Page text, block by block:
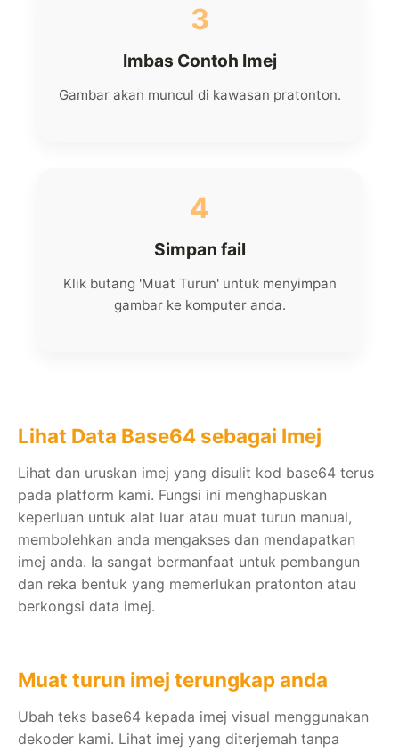
3
Imbas Contoh Imej
Gambar akan muncul di kawasan pratonton.
4
Simpan fail
Klik butang 'Muat Turun' untuk menyimpan
gambar ke komputer anda.
Lihat Data Base64 sebagai Imej
Lihat dan uruskan imej yang disulit kod base64 terus
pada platform kami. Fungsi ini menghapuskan
keperluan untuk alat luar atau muat turun manual,
membolehkan anda mengakses dan mendapatkan
imej anda. Ia sangat bermanfaat untuk pembangun
dan reka bentuk yang memerlukan pratonton atau
berkongsi data imej.
Muat turun imej terungkap anda
Ubah teks base64 kepada imej visual menggunakan
dekoder kami. Lihat imej yang diterjemah tanpa